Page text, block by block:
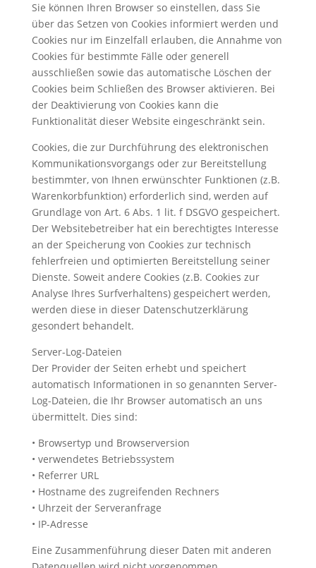
Sie können Ihren Browser so einstellen, dass Sie
über das Setzen von Cookies informiert werden und
Cookies nur im Einzelfall erlauben, die Annahme von
Cookies für bestimmte Fälle oder generell
ausschließen sowie das automatische Löschen der
Cookies beim Schließen des Browser aktivieren. Bei
der Deaktivierung von Cookies kann die
Funktionalität dieser Website eingeschränkt sein.
Cookies, die zur Durchführung des elektronischen
Kommunikationsvorgangs oder zur Bereitstellung
bestimmter, von Ihnen erwünschter Funktionen (z.B.
Warenkorbfunktion) erforderlich sind, werden auf
Grundlage von Art. 6 Abs. 1 lit. f DSGVO gespeichert.
Der Websitebetreiber hat ein berechtigtes Interesse
an der Speicherung von Cookies zur technisch
fehlerfreien und optimierten Bereitstellung seiner
Dienste. Soweit andere Cookies (z.B. Cookies zur
Analyse Ihres Surfverhaltens) gespeichert werden,
werden diese in dieser Datenschutzerklärung
gesondert behandelt.
Server-Log-Dateien
Der Provider der Seiten erhebt und speichert
automatisch Informationen in so genannten Server-
Log-Dateien, die Ihr Browser automatisch an uns
übermittelt. Dies sind:
• Browsertyp und Browserversion
• verwendetes Betriebssystem
• Referrer URL
• Hostname des zugreifenden Rechners
• Uhrzeit der Serveranfrage
• IP-Adresse
Eine Zusammenführung dieser Daten mit anderen